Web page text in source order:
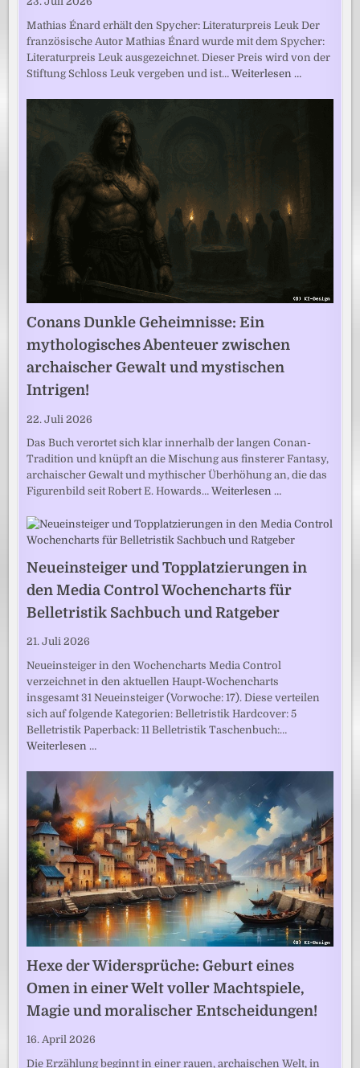
Mathias Énard erhält den Spycher: Literaturpreis Leuk Der
französische Autor Mathias Énard wurde mit dem Spycher:
Literaturpreis Leuk ausgezeichnet. Dieser Preis wird von der
Stiftung Schloss Leuk vergeben und ist…Weiterlesen …
Conans Dunkle Geheimnisse: Ein
mythologisches Abenteuer zwischen
archaischer Gewalt und mystischen
Intrigen!
22. Juli 2026
Das Buch verortet sich klar innerhalb der langen Conan-
Tradition und knüpft an die Mischung aus finsterer Fantasy,
archaischer Gewalt und mythischer Überhöhung an, die das
Figurenbild seit Robert E. Howards…Weiterlesen …
Neueinsteiger und Topplatzierungen in
den Media Control Wochencharts für
Belletristik Sachbuch und Ratgeber
21. Juli 2026
Neueinsteiger in den Wochencharts Media Control
verzeichnet in den aktuellen Haupt-Wochencharts
insgesamt 31 Neueinsteiger (Vorwoche: 17). Diese verteilen
sich auf folgende Kategorien: Belletristik Hardcover: 5
Belletristik Paperback: 11 Belletristik Taschenbuch:…
Weiterlesen …
Hexe der Widersprüche: Geburt eines
Omen in einer Welt voller Machtspiele,
Magie und moralischer Entscheidungen!
16. April 2026
Die Erzählung beginnt in einer rauen, archaischen Welt, in